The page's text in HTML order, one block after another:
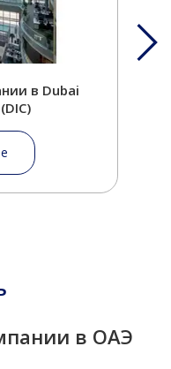
в Dubai
в ОАЭ